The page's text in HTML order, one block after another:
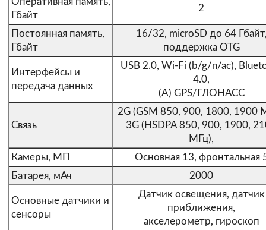
Гбайт
2
Постоянная память,
Гбайт
16/32, microSD до 64
поддержка OTG
Интерфейсы и
передача данных
USB 2.0, Wi-Fi (b/g/n/ac),
4.0,
(A) GPS/ГЛОНАСС
Связь
2G (GSM 850, 900, 1800, 1900
3G (HSDPA 850, 900, 1900,
МГц),
Камеры, МП
Основная 13, фронтальная
Батарея, мАч
2000
Основные датчики и
сенсоры
Датчик освещения, датчик
приближения,
акселерометр, гироскоп